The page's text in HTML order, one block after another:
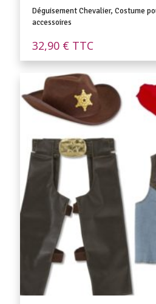
Déguisement Chevalier, Costume
accessoires
32,90 € TTC